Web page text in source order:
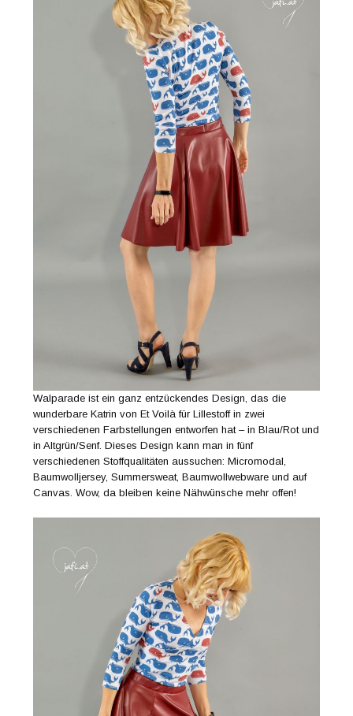
Walparade ist ein ganz entzückendes Design, das die
wunderbare Katrin von Et Voilà für Lillestoff in zwei
verschiedenen Farbstellungen entworfen hat – in Blau/Rot und
in Altgrün/Senf. Dieses Design kann man in fünf
verschiedenen Stoffqualitäten aussuchen: Micromodal,
Baumwolljersey, Summersweat, Baumwollwebware und auf
Canvas. Wow, da bleiben keine Nähwünsche mehr offen!